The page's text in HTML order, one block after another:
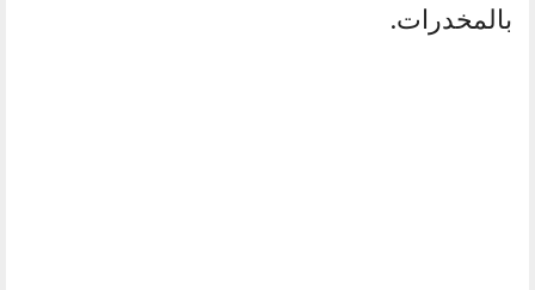
بالمخدرات.